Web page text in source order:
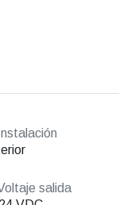
Instalación
salida